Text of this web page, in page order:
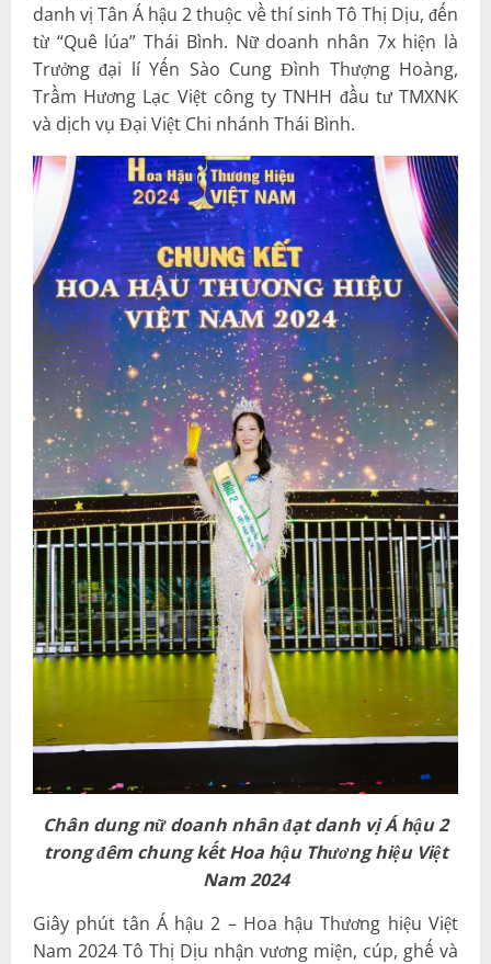
danh vị Tân Á hậu 2 thuộc về thí sinh Tô Thị Dịu, đến
từ “Quê lúa” Thái Bình. Nữ doanh nhân 7x hiện là
Trưởng đại lí Yến Sào Cung Đình Thượng Hoàng,
Trầm Hương Lạc Việt công ty TNHH đầu tư TMXNK
và dịch vụ Đại Việt Chi nhánh Thái Bình.
Chân dung nữ doanh nhân đạt danh vị Á hậu 2
trong đêm chung kết Hoa hậu Thương hiệu Việt
Nam 2024
Giây phút tân Á hậu 2 – Hoa hậu Thương hiệu Việt
Nam 2024 Tô Thị Dịu nhận vương miện, cúp, ghế và